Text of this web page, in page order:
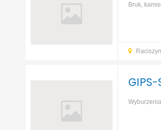
Bruk,
GIPS-